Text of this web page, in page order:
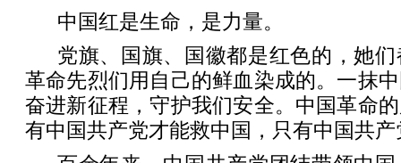
中国红是生命，是力量。
党旗、国旗、国徽都是红色的，她
革命先烈们用自己的鲜血染成的。一抹
奋进新征程，守护我们安全。中国革命
有中国共产党才能救中国，只有中国共